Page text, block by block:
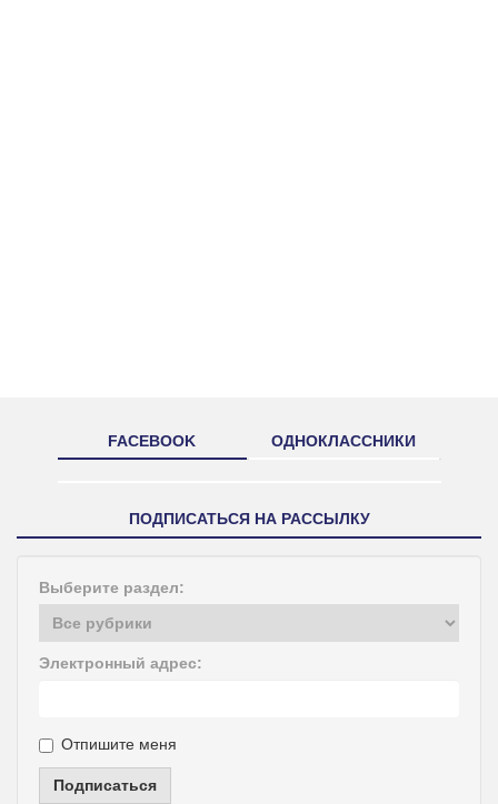
FACEBOOK ОДНОКЛАССНИКИ
ПОДПИСАТЬСЯ НА РАССЫЛКУ
Выберите раздел:
Электронный адрес:
Отпишите меня
Подписаться